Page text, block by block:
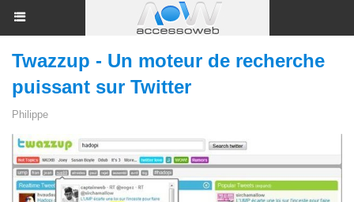
Twazzup - Un moteur de recherche
puissant sur Twitter
Philippe